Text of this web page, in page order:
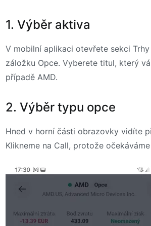
1. Výběr aktiva
V mobilní aplikaci otevřete sekci
záložku Opce. Vyberete titul, který
případě AMD.
2. Výběr typu opce
Hned v horní části obrazovky vidíte
Klikneme na Call, protože